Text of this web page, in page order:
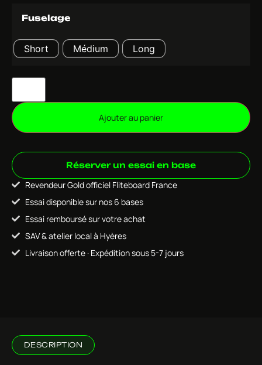
Fuselage
Short Médium Long
Ajouter au panier
Réserver un essai en base
Revendeur Gold officiel Fliteboard France
Essai disponible sur nos 6 bases
Essai remboursé sur votre achat
SAV & atelier local à Hyères
Livraison offerte · Expédition sous 5-7 jours
DESCRIPTION